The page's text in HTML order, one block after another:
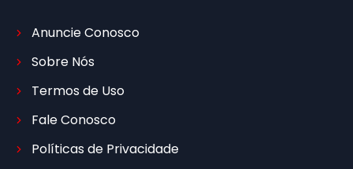
Anuncie Conosco
Sobre Nós
Termos de Uso
Fale Conosco
Políticas de Privacidade